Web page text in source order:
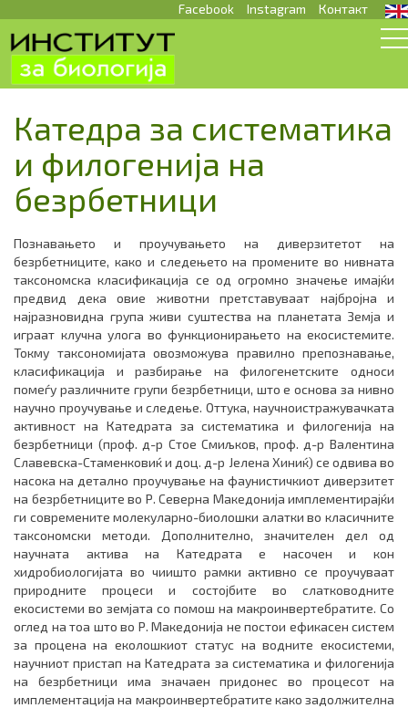
Facebook Instagram Контакт
Катедра за систематика
и филогенија на
безрбетници
Познавањето и проучувањето на диверзитетот на
безрбетниците, како и следењето на промените во нивната
таксономска класификација се од огромно значење имајќи
предвид дека овие животни претставуваат најбројна и
најразновидна група живи суштества на планетата Земја и
играат клучна улога во функционирањето на екосистемите.
Токму таксономијата овозможува правилно препознавање,
класификација и разбирање на филогенетските односи
помеѓу различните групи безрбетници, што е основа за нивно
научно проучување и следење. Оттука, научноистражувачката
активност на Катедрата за систематика и филогенија на
безрбетници (проф. д-р Стое Смиљков, проф. д-р Валентина
Славевска-Стаменковиќ и доц. д-р Јелена Хиниќ) се одвива во
насока на детално проучување на фаунистичкиот диверзитет
на безрбетниците во Р. Северна Македонија имплементирајќи
ги современите молекуларно-биолошки алатки во класичните
таксономски методи. Дополнително, значителен дел од
научната актива на Катедрата е насочен и кон
хидробиологијата во чиишто рамки активно се проучуваат
природните процеси и состојбите во слатководните
екосистеми во земјата со помош на макроинвертебратите. Со
оглед на тоа што во Р. Македонија не постои ефикасен систем
за процена на еколошкиот статус на водните екосистеми,
научниот пристап на Катедрата за систематика и филогенија
на безрбетници има значаен придонес во процесот на
имплементација на макроинвертебратите како задолжителна